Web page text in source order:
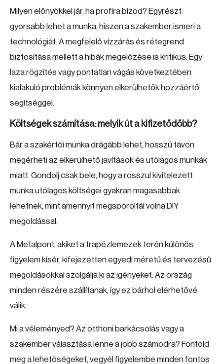
Milyen előnyökkel jár, ha profira bízod? Egyrészt
gyorsabb lehet a munka, hiszen a szakember ismeri a
technológiát. A megfelelő vízzárás és rétegrend
biztosítása mellett a hibák megelőzése is kritikus. Egy
laza rögzítés vagy pontatlan vágás következtében
kialakuló problémák könnyen elkerülhetők hozzáértő
segítséggel.
Költségek számítása: melyik út a kifizetődőbb?
Bár a szakértői munka drágább lehet, hosszú távon
megérheti az elkerülhető javítások és utólagos munkák
miatt. Gondolj csak bele, hogy a rosszul kivitelezett
munka utólagos költségei gyakran magasabbak
lehetnek, mint amennyit megspóroltál volna DIY
megoldással.
A Metalpont, akiket a trapézlemezek terén különös
figyelem kísér, kifejezetten egyedi méretű és tervezésű
megoldásokkal szolgálja ki az igényeket. Az ország
minden részére szállítanak, így ez bárhol elérhetővé
válik.
Mi a véleményed? Az otthoni barkácsolás vagy a
szakember választása lenne a jobb számodra? Fontold
meg a lehetőségeket, vegyél figyelembe minden fontos